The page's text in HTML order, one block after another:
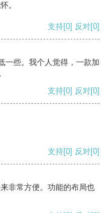
。
支持[0] 反对[0]
一些。我个人觉得，一款加
支持[0] 反对[0]
支持[0] 反对[0]
非常方便。功能的布局也